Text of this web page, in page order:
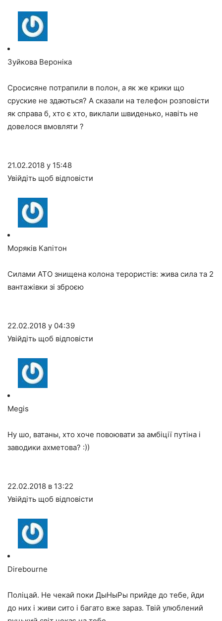
Зуйкова Вероніка
Сросисяне потрапили в полон, а як же крики що
сруские не здаються? А сказали на телефон розповісти
як справа б, хто є хто, виклали швиденько, навіть не
довелося вмовляти ?
21.02.2018 у 15:48
Увійдіть щоб відповісти
Моряків Капітон
Силами АТО знищена колона терористів: жива сила та 2
вантажівки зі зброєю
22.02.2018 у 04:39
Увійдіть щоб відповісти
Megis
Ну шо, ватаны, хто хоче повоювати за амбіції путіна і
заводики ахметова? :))
22.02.2018 в 13:22
Увійдіть щоб відповісти
Direbourne
Поліцай. Не чекай поки ДыНыРы прийде до тебе, йди
до них і живи сито і багато вже зараз. Твій улюблений